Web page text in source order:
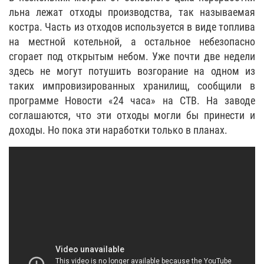
льна лежат отходы производства, так называемая
костра. Часть из отходов используется в виде топлива
на местной котельной, а остальное небезопасно
сгорает под открытым небом. Уже почти две недели
здесь не могут потушить возгорание на одном из
таких импровизированных хранилищ, сообщили в
программе Новости «24 часа» на СТВ. На заводе
соглашаются, что эти отходы могли бы принести и
доходы. Но пока эти наработки только в планах.